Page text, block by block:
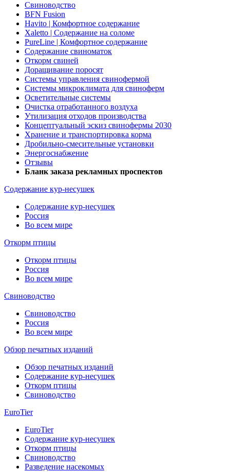
Свиноводство
BFN Fusion
Havito | Комфортное содержание
Xaletto | Содержание на соломе
PureLine | Комфортное содержание
Содержание свиноматок
Откорм свиней
Доращивание поросят
Системы управления свинофермой
Системы микроклимата для свиноферм
Осветительные системы
Очистка отработанного воздуха
Утилизация отходов производства
Концептуальный эскиз свинофермы 2030
Хранение и транспортировка корма
Дробильно-смесительные установки
Энергоснабжение
Отзывы
Бланк заказа рекламных проспектов
Содержание кур-несушек
Содержание кур-несушек
Россия
Во всем мире
Откорм птицы
Откорм птицы
Россия
Во всем мире
Свиноводство
Свиноводство
Россия
Во всем мире
Обзор печатных изданий
Обзор печатных изданий
Содержание кур-несушек
Откорм птицы
Свиноводство
EuroTier
EuroTier
Содержание кур-несушек
Откорм птицы
Свиноводство
Разведение насекомых